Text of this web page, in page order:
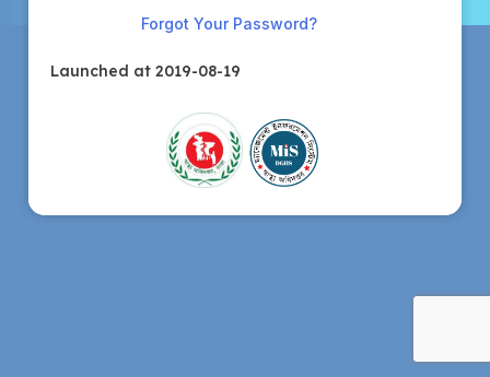
Forgot Your Password?
Launched at 2019-08-19